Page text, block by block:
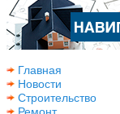
Главная
Новости
Строительство